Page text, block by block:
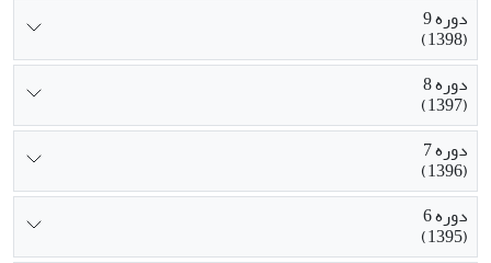
دوره 9
(1398)
دوره 8
(1397)
دوره 7
(1396)
دوره 6
(1395)